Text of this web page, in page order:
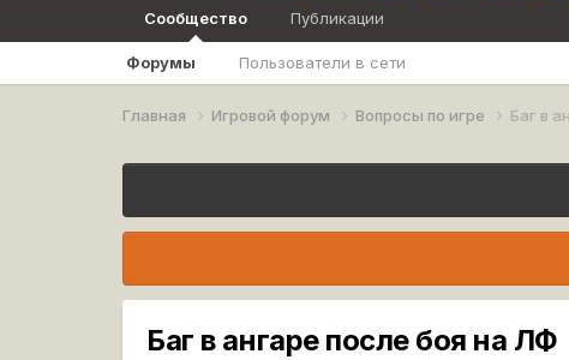
Сообщество
Форумы Пользователи в сети
Публикации
Главная Игровой форум Вопросы по игре Баг в
Баг в ангаре после боя на ЛФ